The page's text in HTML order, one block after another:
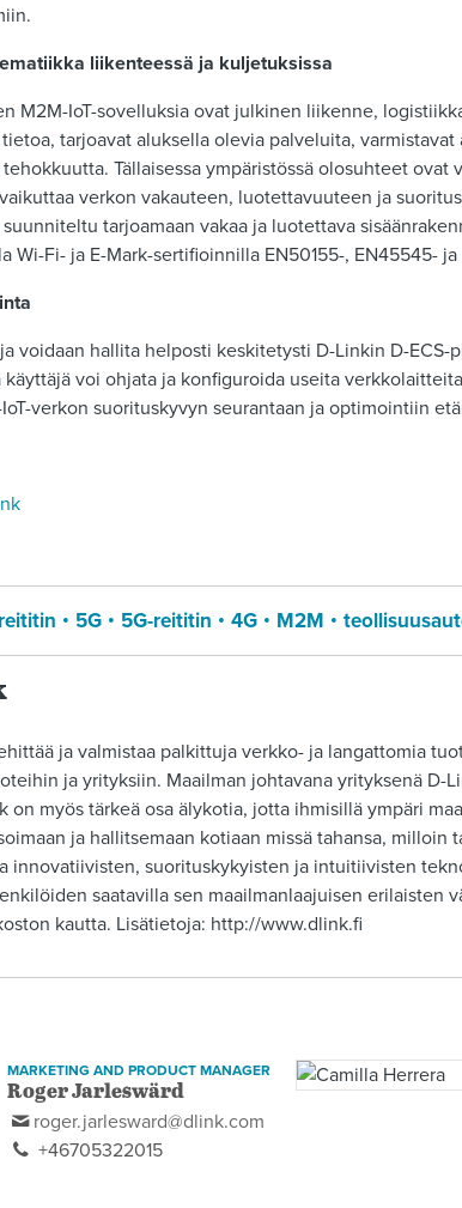
liikenteessä ja kuljetuksissa
M2M-IoT-sovelluksia ovat julkinen liikenne,
tarjoavat aluksella olevia palveluita,
Tällaisessa ympäristössä olosuhteet ovat
verkon vakauteen, luotettavuuteen ja
tarjoamaan vakaa ja luotettava
Wi-Fi- ja E-Mark-sertifioinnilla EN50155-, EN45545-
voidaan hallita helposti keskitetysti D-Linkin D-
voi ohjata ja konfiguroida useita
verkon suorituskyvyn seurantaan ja optimointiin
reititin 5G 5G-reititin 4G M2M
ja valmistaa palkittuja verkko- ja langattomia
ja yrityksiin. Maailman johtavana yrityksenä
on myös tärkeä osa älykotia, jotta ihmisillä ympäri
ja hallitsemaan kotiaan missä tahansa, milloin
innovatiivisten, suorituskykyisten ja intuitiivisten
saatavilla sen maailmanlaajuisen erilaisten
kautta. Lisätietoja: http://www.dlink.fi
MARKETING AND PRODUCT MANAGER
Roger Jarleswärd
roger.jarlesward@dlink.com
+46705322015